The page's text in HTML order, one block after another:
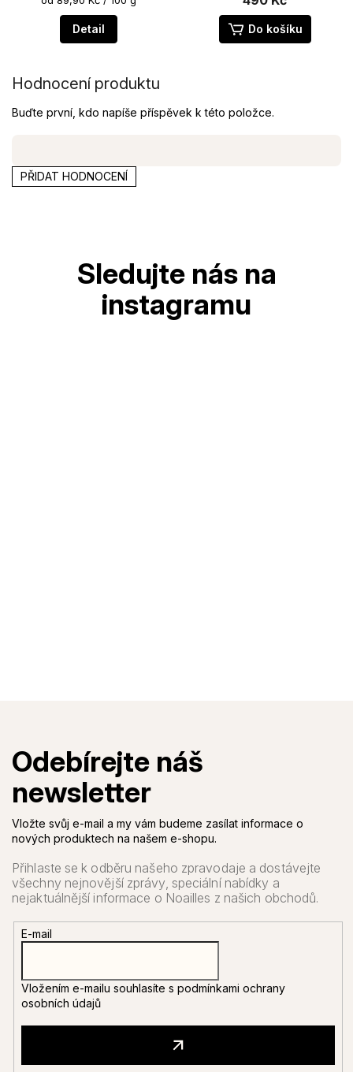
5,0
5
cena:
Detail
5,0
z
5
Do košíku
Hodnocení produktu
Buďte první, kdo napíše příspěvek k této položce.
PŘIDAT HODNOCENÍ
Vložte svůj e-mail a my vám budeme zasílat informace o
nových produktech na našem e-shopu.
E-mail
Vložením e-mailu souhlasíte s podmínkami ochrany
osobních údajů